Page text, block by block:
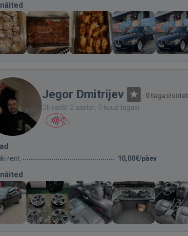
Jegor Dmitrijev · 0 tagasisidet
Oli saidil: 2 aastat, 0 kuud tagasi
rent 10,00€/päev